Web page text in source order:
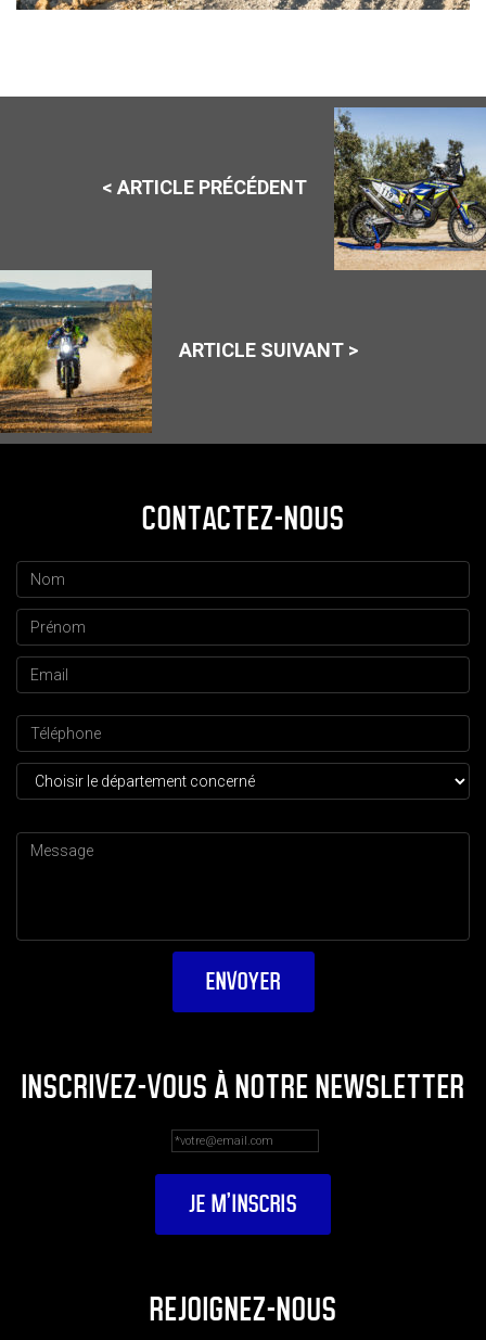
< ARTICLE PRÉCÉDENT
ARTICLE SUIVANT >
CONTACTEZ-NOUS
INSCRIVEZ-VOUS À NOTRE NEWSLETTER
REJOIGNEZ-NOUS